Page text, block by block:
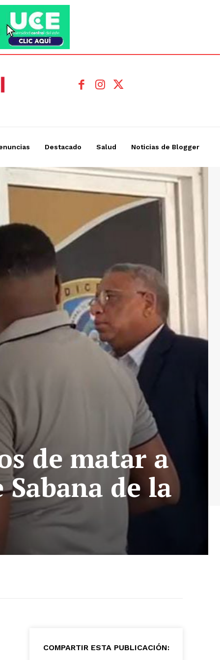
Destacado Salud Noticias de Blogger
de matar a
de la
COMPARTIR ESTA PUBLICACIÓN: